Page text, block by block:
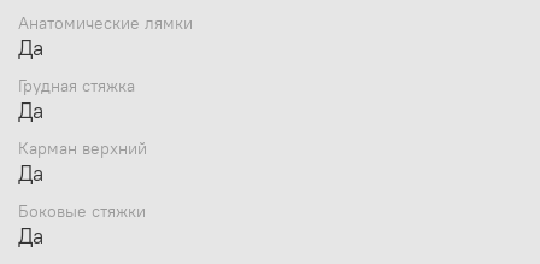
Анатомические лямки
Да
Грудная стяжка
Да
Карман верхний
Да
Боковые стяжки
Да